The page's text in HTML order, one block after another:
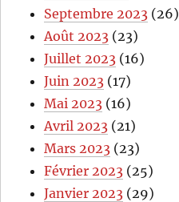
Septembre 2023 (26)
Août 2023 (23)
Juillet 2023 (16)
Juin 2023 (17)
Mai 2023 (16)
Avril 2023 (21)
Mars 2023 (23)
Février 2023 (25)
Janvier 2023 (29)